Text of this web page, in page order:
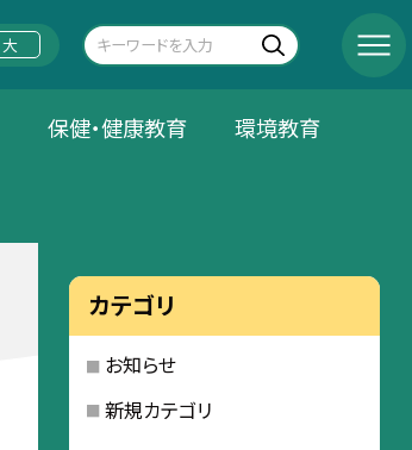
大
保健・健康教育 環境教育
カテゴリ
お知らせ
新規カテゴリ